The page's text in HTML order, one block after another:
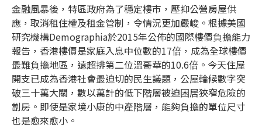
金融風暴後，特區政府為了穩定樓市，壓抑公營房屋供
應，取消租住權及租金管制，令情況更加嚴峻。根據美國
研究機構Demographia於2015年公佈的國際樓價負擔能力
報告，香港樓價是家庭入息中位數的17倍，成為全球樓價
最難負擔地區，遠超排第二位溫哥華的10.6倍。今天住屋
開支已成為香港社會最迫切的民生議題，公屋輪候數字突
破三十萬大關，數以萬計的低下階層被迫困居狹窄危險的
劏房。即使是家境小康的中產階層，能夠負擔的單位尺寸
也是愈來愈小。